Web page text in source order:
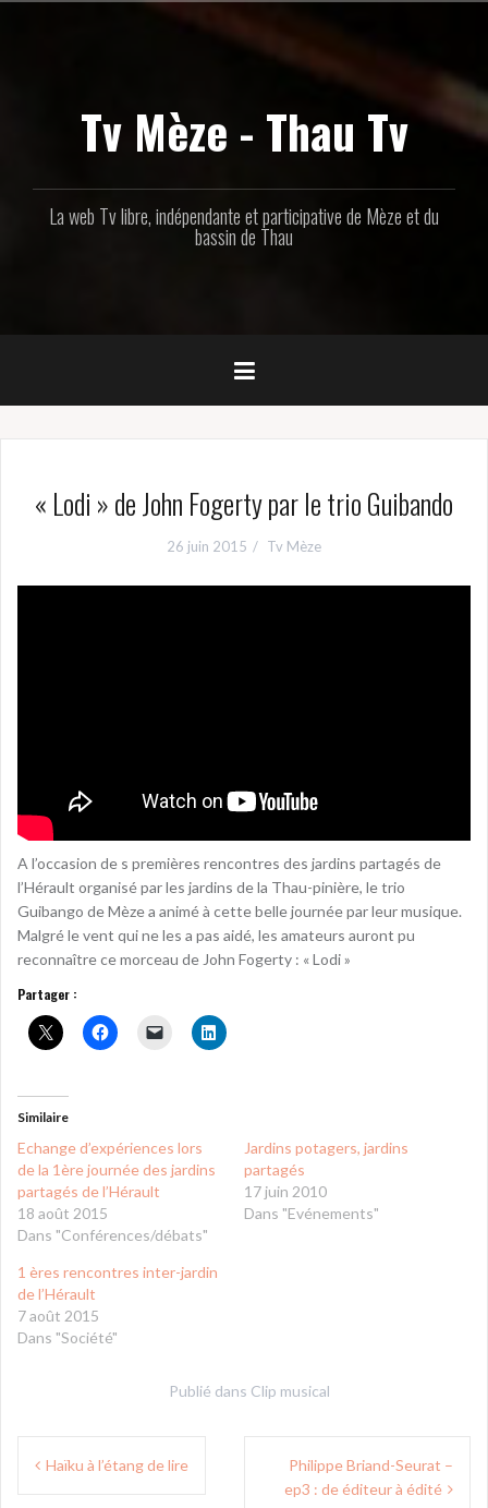
Tv Mèze - Thau Tv
La web Tv libre, indépendante et participative de Mèze et du
bassin de Thau
« Lodi » de John Fogerty par le trio Guibando
26 juin 2015 Tv Mèze
A l’occasion de s premières rencontres des jardins partagés de
l’Hérault organisé par les jardins de la Thau-pinière, le trio
Guibango de Mèze a animé à cette belle journée par leur musique.
Malgré le vent qui ne les a pas aidé, les amateurs auront pu
reconnaître ce morceau de John Fogerty : « Lodi »
Partager :
Similaire
Echange d’expériences lors
de la 1ère journée des jardins
partagés de l’Hérault
18 août 2015
Dans "Conférences/débats"
Jardins potagers, jardins
partagés
17 juin 2010
Dans "Evénements"
1 ères rencontres inter-jardin
de l’Hérault
7 août 2015
Dans "Société"
Publié dans Clip musical
Navigation
Haïku à l’étang de lire
Philippe Briand-Seurat –
ep3 : de éditeur à édité